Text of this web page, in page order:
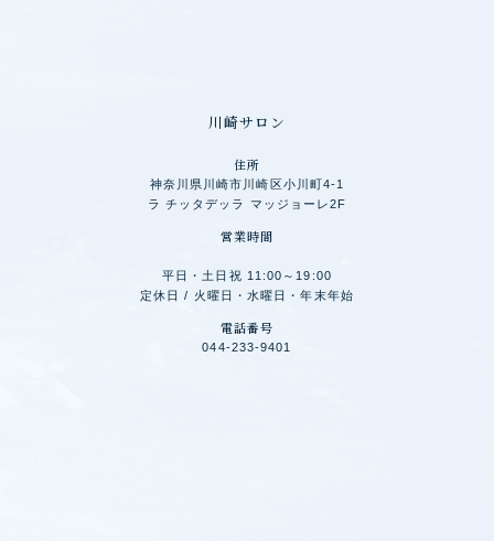
川崎サロン
住所
神奈川県川崎市川崎区小川町4-1
ラ チッタデッラ マッジョーレ2F
営業時間
平日・土日祝 11:00～19:00
定休日 / 火曜日・水曜日・年末年始
電話番号
044-233-9401